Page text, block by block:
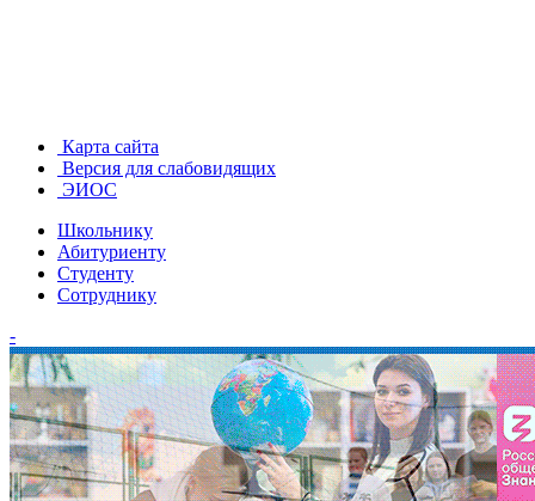
Карта сайта
Версия для слабовидящих
ЭИОС
Школьнику
Абитуриенту
Студенту
Сотруднику
-